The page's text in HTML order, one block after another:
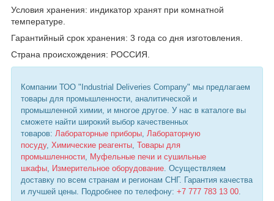
Условия хранения: индикатор хранят при комнатной
температуре.
Гарантийный срок хранения: 3 года со дня изготовления.
Страна происхождения: РОССИЯ.
Компании ТОО "Industrial Deliveries Company" мы предлагаем
товары для промышленности, аналитической и
промышленной химии, и многое другое. У нас в каталоге вы
сможете найти широкий выбор качественных
товаров: Лабораторные приборы Лабораторную
посуду, Химические реагенты Товары для
промышленности
Муфельные печи и сушильные
шкафы
Измерительное оборудование . Осуществляем
доставку по всем странам и регионам СНГ. Гарантия качества
и лучшей цены. Подробнее по телефону: +7 777 783 13 00